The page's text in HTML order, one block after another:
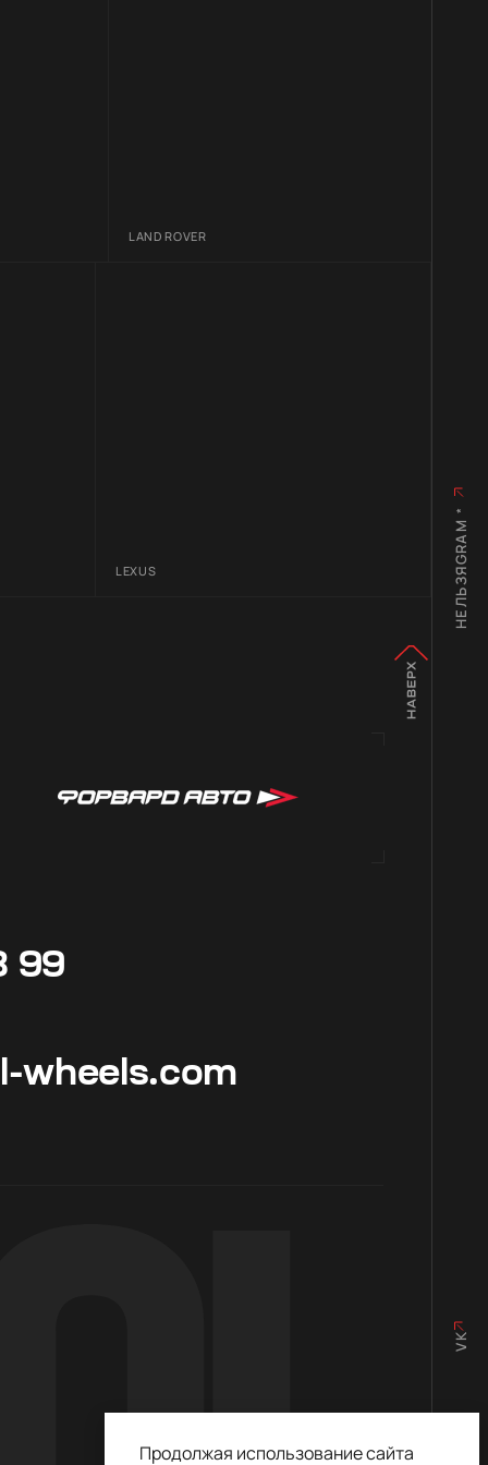
LAND ROVER
LEXUS
99
wheels.com
НЕЛЬЗЯGRAM
*
VK
Продолжая использование сайта